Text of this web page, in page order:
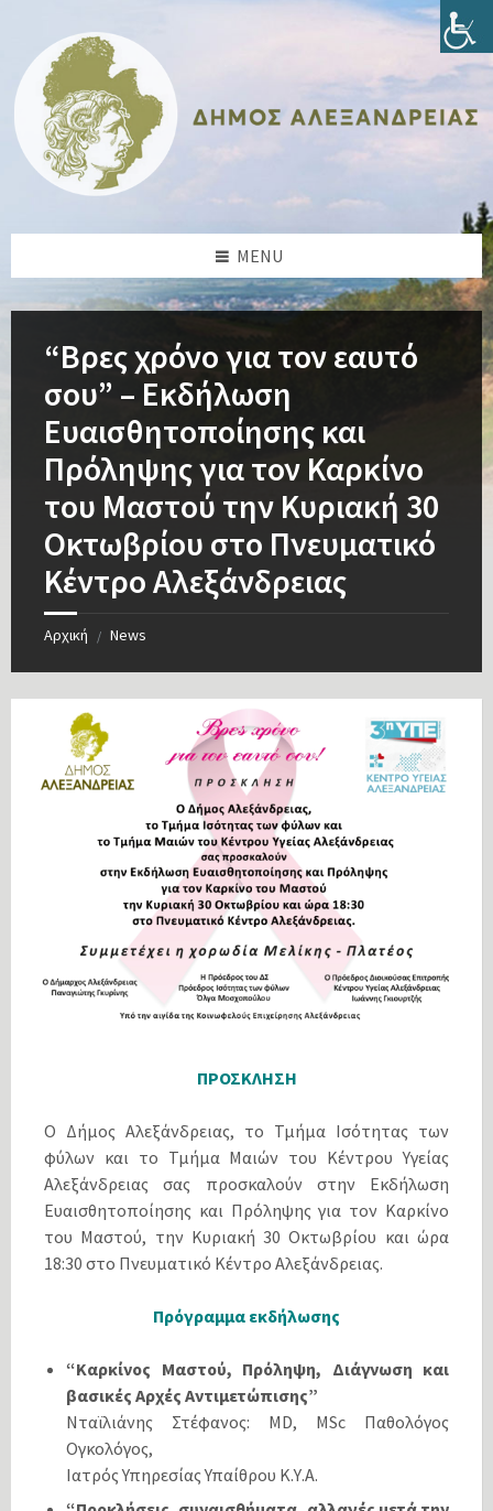
content
sidebar
sidebar
footer
MENU
“Βρες χρόνο για τον εαυτό
σου” – Εκδήλωση
Ευαισθητοποίησης και
Πρόληψης για τον Καρκίνο
του Μαστού την Κυριακή 30
Οκτωβρίου στο Πνευματικό
Κέντρο Αλεξάνδρειας
Αρχική / News
ΠΡΟΣΚΛΗΣΗ
Ο Δήμος Αλεξάνδρειας, το Τμήμα Ισότητας των
φύλων και το Τμήμα Μαιών του Κέντρου Υγείας
Αλεξάνδρειας σας προσκαλούν στην Εκδήλωση
Ευαισθητοποίησης και Πρόληψης για τον Καρκίνο
του Μαστού, την Κυριακή 30 Οκτωβρίου και ώρα
18:30 στο Πνευματικό Κέντρο Αλεξάνδρειας.
Πρόγραμμα εκδήλωσης
“Καρκίνος Μαστού, Πρόληψη, Διάγνωση και
βασικές Αρχές Αντιμετώπισης”
Νταϊλιάνης Στέφανος: MD, MSc Παθολόγος
Ογκολόγος,
Ιατρός Υπηρεσίας Υπαίθρου Κ.Υ.Α.